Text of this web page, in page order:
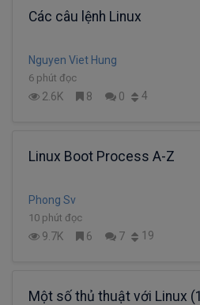
Các câu lệnh Linux
Nguyen Viet Hung
6 phút đọc
2.6K 8 0 4
Linux Boot Process A-Z
Phong Sv
10 phút đọc
9.7K 6 7 19
Một số thủ thuật với Linux